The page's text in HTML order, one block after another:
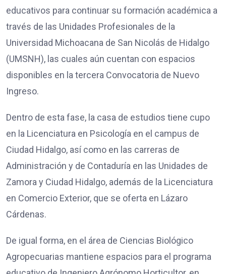
educativos para continuar su formación académica a
través de las Unidades Profesionales de la
Universidad Michoacana de San Nicolás de Hidalgo
(UMSNH), las cuales aún cuentan con espacios
disponibles en la tercera Convocatoria de Nuevo
Ingreso.
Dentro de esta fase, la casa de estudios tiene cupo
en la Licenciatura en Psicología en el campus de
Ciudad Hidalgo, así como en las carreras de
Administración y de Contaduría en las Unidades de
Zamora y Ciudad Hidalgo, además de la Licenciatura
en Comercio Exterior, que se oferta en Lázaro
Cárdenas.
De igual forma, en el área de Ciencias Biológico
Agropecuarias mantiene espacios para el programa